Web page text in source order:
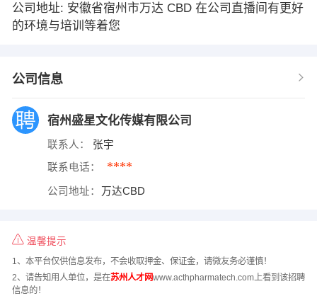
公司地址: 安徽省宿州市万达 CBD 在公司直播间有更好
的环境与培训等着您
公司信息
宿州盛星文化传媒有限公司
联系人： 张宇
联系电话： ****
公司地址： 万达CBD
温馨提示
1、本平台仅供信息发布，不会收取押金、保证金，请微友务必谨慎！
2、请告知用人单位，是在苏州人才网www.acthpharmatech.com上看到该招聘
信息的！